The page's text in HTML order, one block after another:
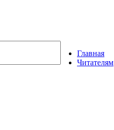
Главная
Читателям